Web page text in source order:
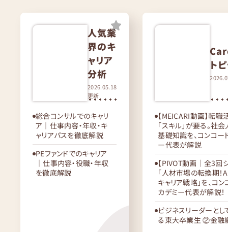
人気業
界のキ
ャリア
分析
2026.05.18
更新
総合コンサルでのキャリ
ア｜仕事内容・年収・キ
ャリアパスを徹底解説
PEファンドでのキャリア
｜仕事内容・役職・年収
を徹底解説
ト
【MEICARI動画】転職
「スキル」が要る。社
基礎知識を、コンコー
ー代表が解説
【PIVOT動画｜全3回
「人材市場の転換期！
キャリア戦略」を、コ
カデミー代表が解説！
ビジネスリーダーとし
る東大卒業生 ②金融